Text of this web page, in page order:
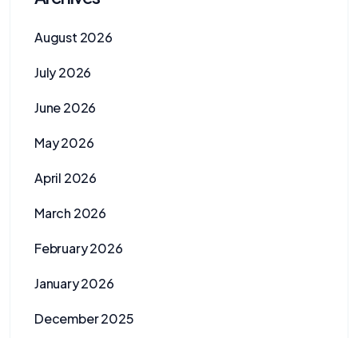
August 2026
July 2026
June 2026
May 2026
April 2026
March 2026
February 2026
January 2026
December 2025